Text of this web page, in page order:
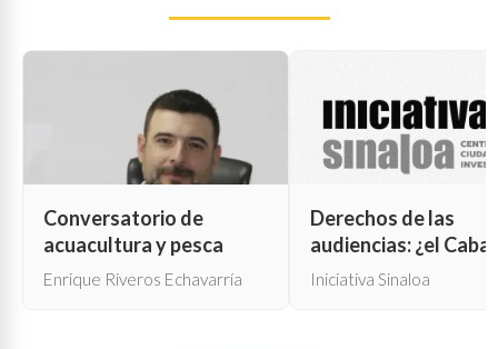
Conversatorio de
acuacultura y pesca
Enrique Riveros Echavarría
Derechos de las
audiencias: ¿el
de Troya para la
Iniciativa Sinaloa